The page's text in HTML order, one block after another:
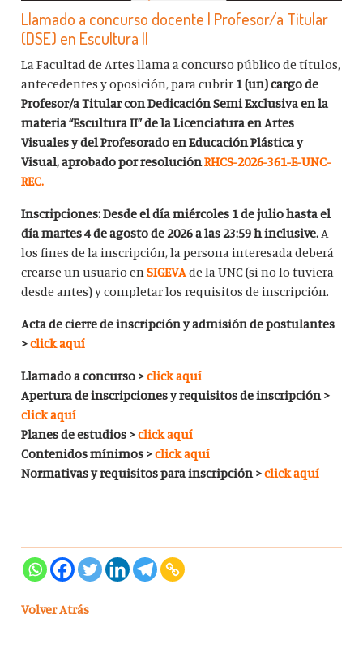
Llamado a concurso docente | Profesor/a Titular
(DSE) en Escultura II
La Facultad de Artes llama a concurso público de títulos,
antecedentes y oposición, para cubrir 1 (un) cargo de
Profesor/a Titular con Dedicación Semi Exclusiva en la
materia “Escultura II” de la Licenciatura en Artes
Visuales y del Profesorado en Educación Plástica y
Visual, aprobado por resoluciónRHCS-2026-361-E-UNC-
REC.
Inscripciones: Desde el día miércoles 1 de julio hasta el
día martes 4 de agosto de 2026 a las 23:59 h inclusive.A
los fines de la inscripción, la persona interesada deberá
crearse un usuario enSIGEVAde la UNC (si no lo tuviera
desde antes) y completar los requisitos de inscripción.
Acta de cierre de inscripción y admisión de postulantes
>click aquí
Llamado a concurso >click aquí
Apertura de inscripciones y requisitos de inscripción >
click aquí
Planes de estudios >click aquí
Contenidos mínimos >click aquí
Normativas y requisitos para inscripción >click aquí
Volver Atrás